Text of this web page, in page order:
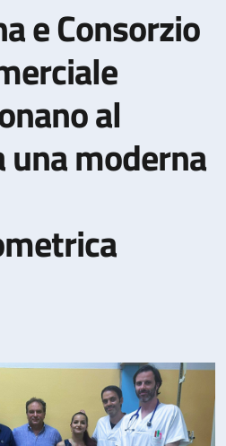
e Consorzio
al
una moderna